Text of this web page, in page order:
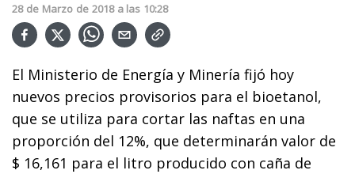
28 de Marzo de 2018 a las 10:28
El Ministerio de Energía y Minería fijó hoy
nuevos precios provisorios para el bioetanol,
que se utiliza para cortar las naftas en una
proporción del 12%, que determinarán valor de
$ 16,161 para el litro producido con caña de